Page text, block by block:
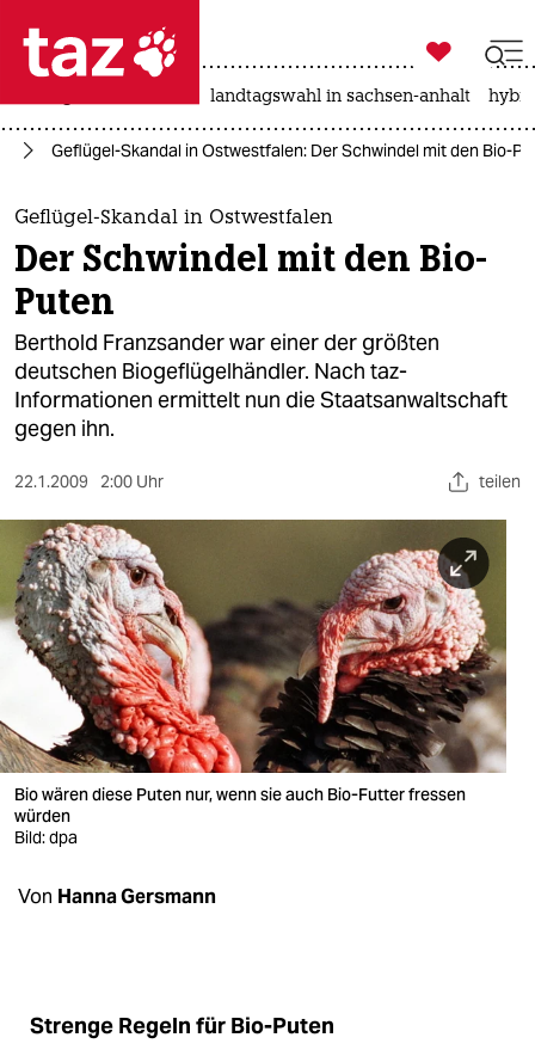
 taz zahl ich
taz zahl ich
themen
politik
öko
gesellschaft
kultur
sport
berlin
nord
wahrheit
verlag
verlag
veranstaltungen
shop
fragen & hilfe
genossenschaft

taz zahl ich
landtagswahl in sachsen-anhalt
Geflügel-Skandal in Ostwestfalen: Der Schwindel mit den Bio-
Geflügel-Skandal in Ostwestfalen
Der Schwindel mit den Bio-
Puten
Berthold Franzsander war einer der größten
deutschen Biogeflügelhändler. Nach taz-
Informationen ermittelt nun die Staatsanwaltschaft
gegen ihn.
22.1.2009 2:00 Uhr teilen
Bio wären diese Puten nur, wenn sie auch Bio-Futter fressen
würden
Bild: dpa
Von Hanna Gersmann
Strenge Regeln für Bio-Puten